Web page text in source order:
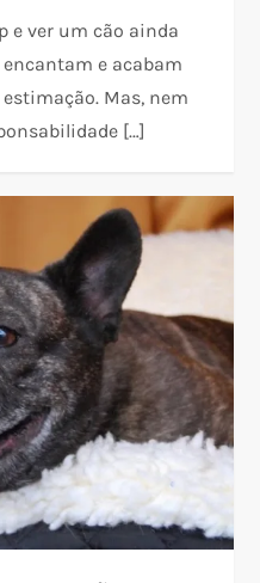
e ver um cão ainda
e acabam
Mas, nem
[…]